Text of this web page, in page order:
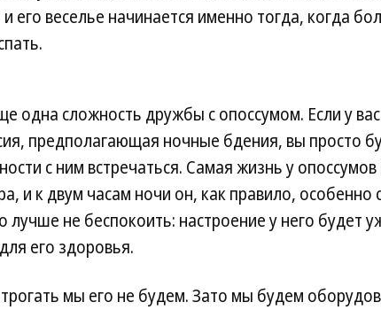
его веселье начинается именно тогда, когда
одна сложность дружбы с опоссумом. Если у
предполагающая ночные бдения, вы просто
с ним встречаться. Самая жизнь у опоссумов
и к двум часам ночи он, как правило, особенно
лучше не беспокоить: настроение у него будет
его здоровья.
мы его не будем. Зато мы будем